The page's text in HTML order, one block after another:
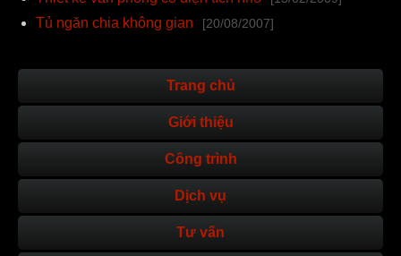
Tủ ngăn chia không gian [20/08/2007]
Trang chủ
Giới thiệu
Công trình
Dịch vụ
Tư vấn